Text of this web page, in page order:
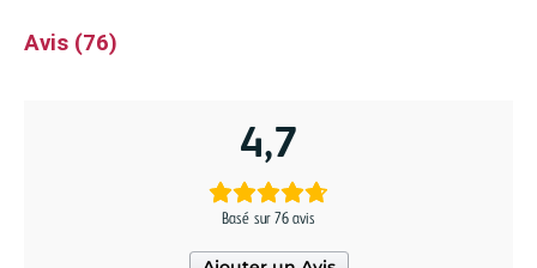
Avis (76)
4,7
Basé sur 76 avis